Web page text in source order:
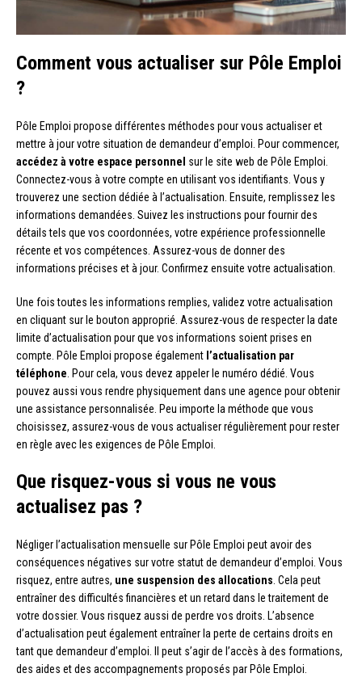
Comment vous actualiser sur Pôle Emploi
?
Pôle Emploi propose différentes méthodes pour vous actualiser et
mettre à jour votre situation de demandeur d’emploi. Pour commencer,
accédez à votre espace personnel sur le site web de Pôle Emploi.
Connectez-vous à votre compte en utilisant vos identifiants. Vous y
trouverez une section dédiée à l’actualisation. Ensuite, remplissez les
informations demandées. Suivez les instructions pour fournir des
détails tels que vos coordonnées, votre expérience professionnelle
récente et vos compétences. Assurez-vous de donner des
informations précises et à jour. Confirmez ensuite votre actualisation.
Une fois toutes les informations remplies, validez votre actualisation
en cliquant sur le bouton approprié. Assurez-vous de respecter la date
limite d’actualisation pour que vos informations soient prises en
compte. Pôle Emploi propose également l’actualisation par
téléphone. Pour cela, vous devez appeler le numéro dédié. Vous
pouvez aussi vous rendre physiquement dans une agence pour obtenir
une assistance personnalisée. Peu importe la méthode que vous
choisissez, assurez-vous de vous actualiser régulièrement pour rester
en règle avec les exigences de Pôle Emploi.
Que risquez-vous si vous ne vous
actualisez pas ?
Négliger l’actualisation mensuelle sur Pôle Emploi peut avoir des
conséquences négatives sur votre statut de demandeur d’emploi. Vous
risquez, entre autres, une suspension des allocations. Cela peut
entraîner des difficultés financières et un retard dans le traitement de
votre dossier. Vous risquez aussi de perdre vos droits. L’absence
d’actualisation peut également entraîner la perte de certains droits en
tant que demandeur d’emploi. Il peut s’agir de l’accès à des formations,
des aides et des accompagnements proposés par Pôle Emploi.